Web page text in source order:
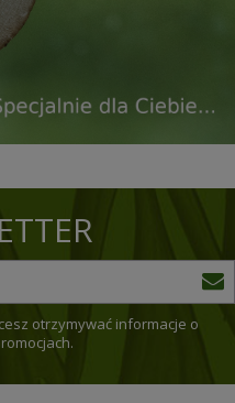
otrzymywać informacje o